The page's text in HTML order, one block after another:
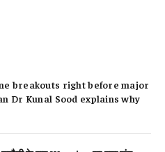
breakouts right before major
Dr Kunal Sood explains why